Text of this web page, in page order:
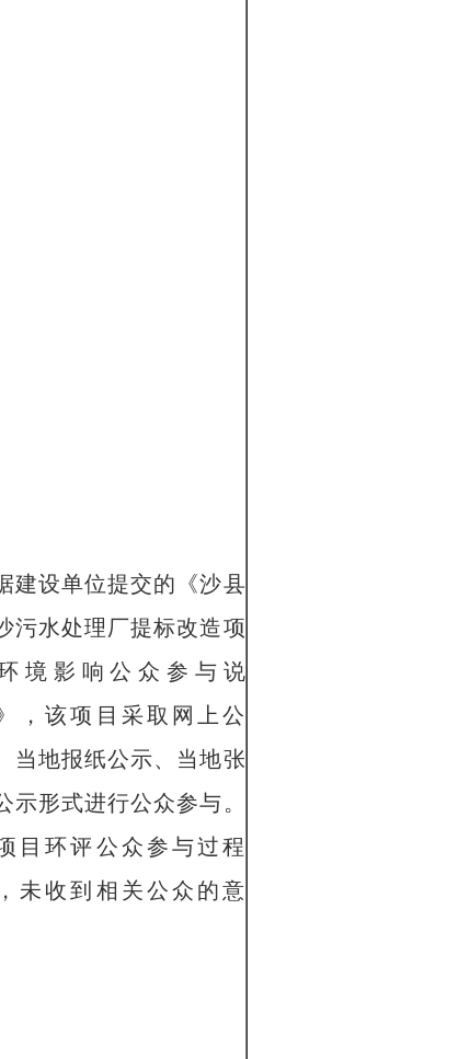
建设单位提交的《沙县
污水处理厂提标改造项
境影响公众参与说
，该项目采取网上公
当地报纸公示、当地张
示形式进行公众参与。
目环评公众参与过程
未收到相关公众的意